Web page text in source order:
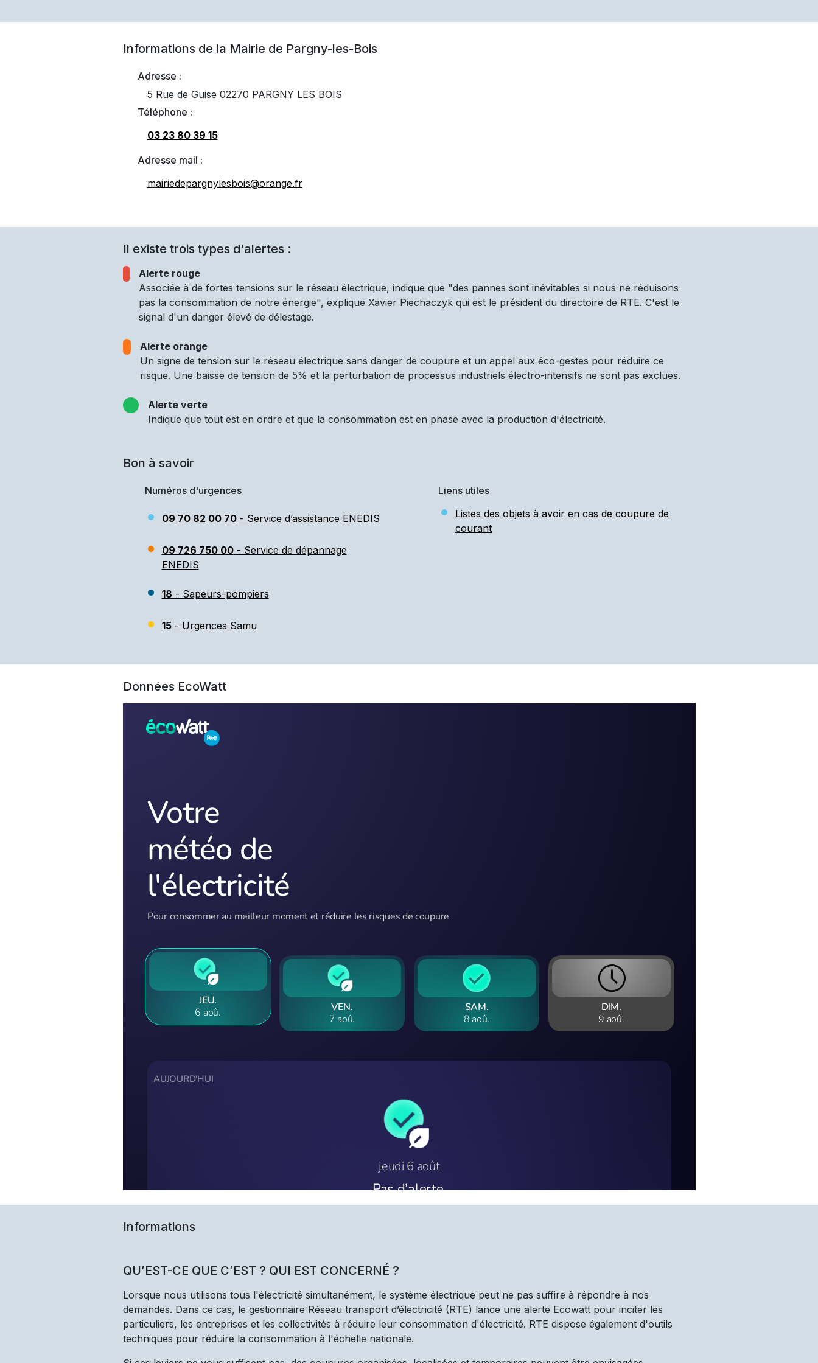
Informations de la Mairie de Pargny-les-Bois
Adresse :
5 Rue de Guise 02270 PARGNY LES BOIS
Téléphone :
03 23 80 39 15
Adresse mail :
mairiedepargnylesbois@orange.fr
Il existe trois types d'alertes :
Alerte rouge
Associée à de fortes tensions sur le réseau électrique, indique que "des pannes sont inévitables si nous ne réduisons
pas la consommation de notre énergie", explique Xavier Piechaczyk qui est le président du directoire de RTE. C'est le
signal d'un danger élevé de délestage.
Alerte orange
Un signe de tension sur le réseau électrique sans danger de coupure et un appel aux éco-gestes pour réduire ce
risque. Une baisse de tension de 5% et la perturbation de processus industriels électro-intensifs ne sont pas exclues.
Alerte verte
Indique que tout est en ordre et que la consommation est en phase avec la production d'électricité.
Bon à savoir
Numéros d'urgences
09 70 82 00 70- Service d’assistance ENEDIS
09 726 750 00- Service de dépannage
ENEDIS
18 - Sapeurs-pompiers
15- Urgences Samu
Liens utiles
Listes des objets à avoir en cas de coupure de
courant
Données EcoWatt
Informations
QU’EST-CE QUE C’EST ? QUI EST CONCERNÉ ?
Lorsque nous utilisons tous l'électricité simultanément, le système électrique peut ne pas suffire à répondre à nos
demandes. Dans ce cas, le gestionnaire Réseau transport d’électricité (RTE) lance une alerte Ecowatt pour inciter les
particuliers, les entreprises et les collectivités à réduire leur consommation d'électricité. RTE dispose également d'outils
techniques pour réduire la consommation à l'échelle nationale.